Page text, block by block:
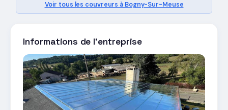
Voir tous les couvreurs à Bogny-Sur-Meuse
Informations de l'entreprise